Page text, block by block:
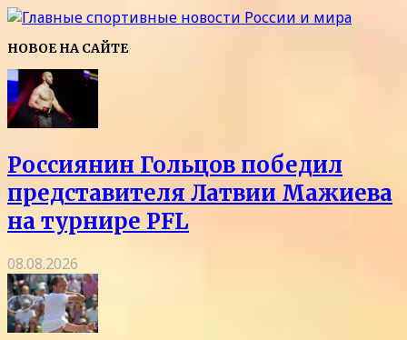
НОВОЕ НА САЙТЕ
Россиянин Гольцов победил
представителя Латвии Мажиева
на турнире PFL
08.08.2026